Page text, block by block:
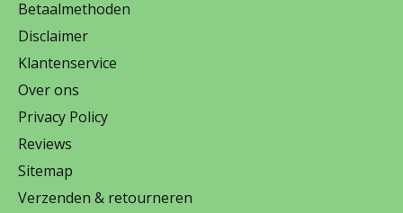
Betaalmethoden
Disclaimer
Klantenservice
Over ons
Privacy Policy
Reviews
Sitemap
Verzenden & retourneren